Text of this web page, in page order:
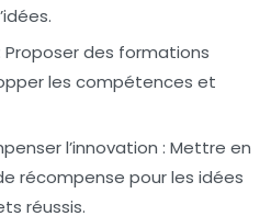
Proposer des formations
les compétences et
l’innovation : Mettre en
récompense pour les idées
réussis.